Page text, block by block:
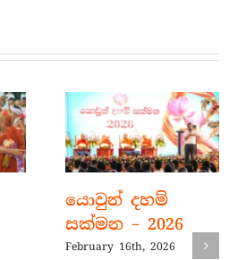
යොවුන් දහම්
සක්මන – 2026
February 16th, 2026